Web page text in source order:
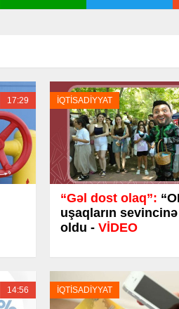
17:29 İQTİSADİYYAT
“Gəl dost olaq”:
uşaqların
oldu - VİDEO
14:56 İQTİSADİYYAT